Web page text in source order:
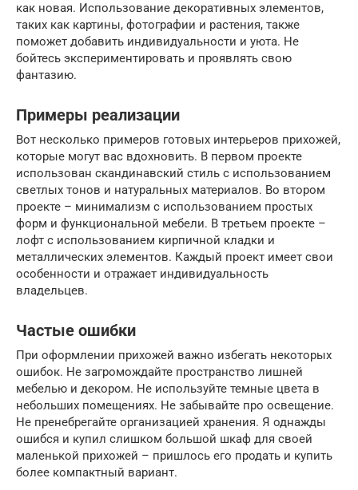
как новая. Использование декоративных элементов,
таких как картины, фотографии и растения, также
поможет добавить индивидуальности и уюта. Не
бойтесь экспериментировать и проявлять свою
фантазию.
Примеры реализации
Вот несколько примеров готовых интерьеров прихожей,
которые могут вас вдохновить. В первом проекте
использован скандинавский стиль с использованием
светлых тонов и натуральных материалов. Во втором
проекте – минимализм с использованием простых
форм и функциональной мебели. В третьем проекте –
лофт с использованием кирпичной кладки и
металлических элементов. Каждый проект имеет свои
особенности и отражает индивидуальность
владельцев.
Частые ошибки
При оформлении прихожей важно избегать некоторых
ошибок. Не загромождайте пространство лишней
мебелью и декором. Не используйте темные цвета в
небольших помещениях. Не забывайте про освещение.
Не пренебрегайте организацией хранения. Я однажды
ошибся и купил слишком большой шкаф для своей
маленькой прихожей – пришлось его продать и купить
более компактный вариант.